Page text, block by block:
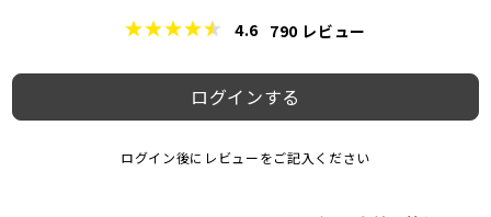
4.6 790 レビュー
ログインする
ログイン後にレビューをご記入ください